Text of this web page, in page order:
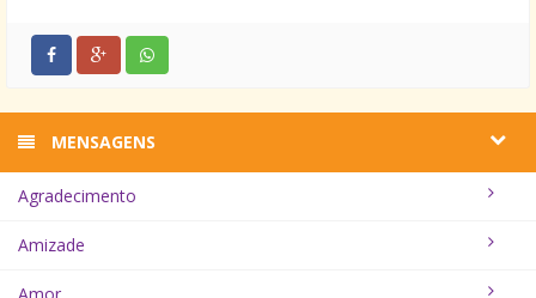
MENSAGENS
Agradecimento
Amizade